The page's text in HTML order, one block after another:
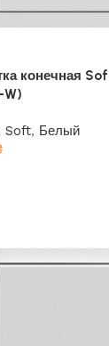
конечная
W)
Soft, Белый